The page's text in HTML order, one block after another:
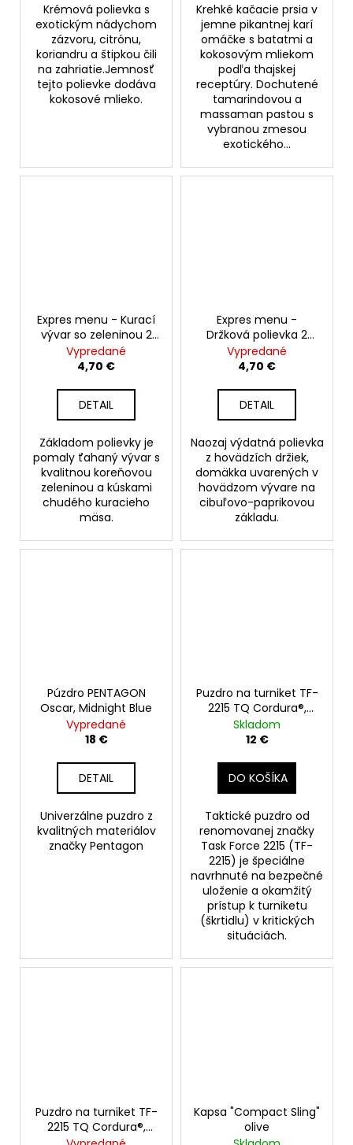
Krémová polievka s
exotickým nádychom
zázvoru, citrónu,
koriandru a štipkou čili
na zahriatie.Jemnosť
tejto polievke dodáva
kokosové mlieko.
Krehké kačacie prsia v
jemne pikantnej karí
omáčke s batatmi a
kokosovým mliekom
podľa thajskej
receptúry. Dochutené
tamarindovou a
massaman pastou s
vybranou zmesou
exotického...
Expres menu - Kurací
vývar so zeleninou 2
porcie
Vypredané
4,70 €
DETAIL
Základom polievky je
pomaly ťahaný vývar s
kvalitnou koreňovou
zeleninou a kúskami
chudého kuracieho
mäsa.
Expres menu -
Držková polievka 2
porcie
Vypredané
4,70 €
DETAIL
Naozaj výdatná polievka
z hovädzích držiek,
domäkka uvarených v
hovädzom vývare na
cibuľovo-paprikovou
základu.
Púzdro PENTAGON
Oscar, Midnight Blue
Vypredané
18 €
DETAIL
Univerzálne puzdro z
kvalitných materiálov
značky Pentagon
Puzdro na turniket TF-
2215 TQ Cordura®,
Ranger Green
Skladom
12 €
DO KOŠÍKA
Taktické puzdro od
renomovanej značky
Task Force 2215 (TF-
2215) je špeciálne
navrhnuté na bezpečné
uloženie a okamžitý
prístup k turniketu
(škrtidlu) v kritických
situáciách.
Puzdro na turniket TF-
2215 TQ Cordura®,
čierne
Kapsa "Compact Sling"
olive